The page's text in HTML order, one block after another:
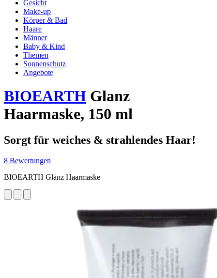
Gesicht
Make-up
Körper & Bad
Haare
Männer
Baby & Kind
Themen
Sonnenschutz
Angebote
BIOEARTH Glanz
Haarmaske, 150 ml
Sorgt für weiches & strahlendes Haar!
8 Bewertungen
BIOEARTH Glanz Haarmaske